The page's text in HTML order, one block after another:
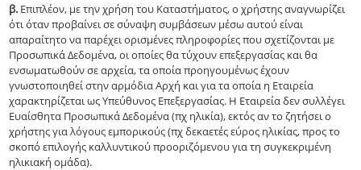
β. Επιπλέον, με την χρήση του Καταστήματος, ο χρήστης αναγνωρίζει
ότι όταν προβαίνει σε σύναψη συμβάσεων μέσω αυτού είναι
απαραίτητο να παρέχει ορισμένες πληροφορίες που σχετίζονται με
Προσωπικά Δεδομένα, οι οποίες θα τύχουν επεξεργασίας και θα
ενσωματωθούν σε αρχεία, τα οποία προηγουμένως έχουν
γνωστοποιηθεί στην αρμόδια Αρχή και για τα οποία η Εταιρεία
χαρακτηρίζεται ως Υπεύθυνος Επεξεργασίας. Η Εταιρεία δεν συλλέγει
Ευαίσθητα Προσωπικά Δεδομένα (πχ ηλικία), εκτός αν το ζητήσει ο
χρήστης για λόγους εμπορικούς (πχ δεκαετές εύρος ηλικίας, προς το
σκοπό επιλογής καλλυντικού προοριζόμενου για τη συγκεκριμένη
ηλικιακή ομάδα).